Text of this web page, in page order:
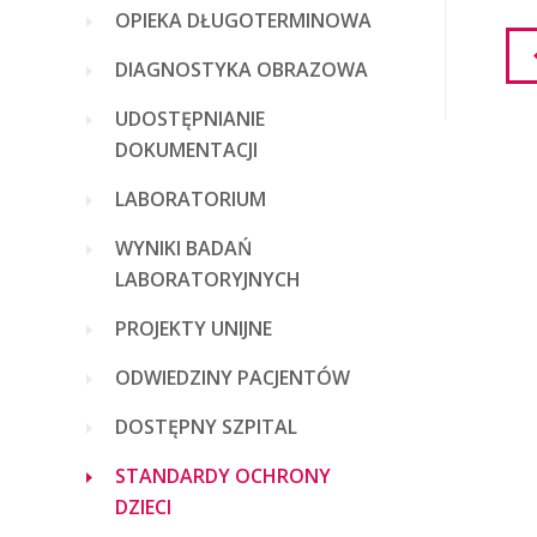
OPIEKA DŁUGOTERMINOWA
DIAGNOSTYKA OBRAZOWA
UDOSTĘPNIANIE
DOKUMENTACJI
LABORATORIUM
WYNIKI BADAŃ
LABORATORYJNYCH
PROJEKTY UNIJNE
ODWIEDZINY PACJENTÓW
DOSTĘPNY SZPITAL
STANDARDY OCHRONY
DZIECI